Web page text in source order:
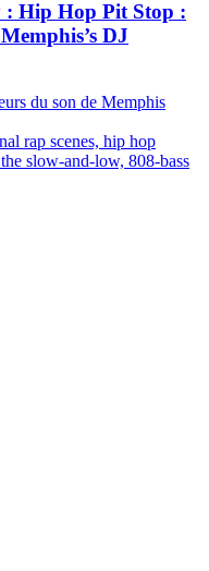
: Hip Hop Pit Stop :
DJ
du son de Memphis
rap scenes, hip hop
slow-and-low, 808-bass